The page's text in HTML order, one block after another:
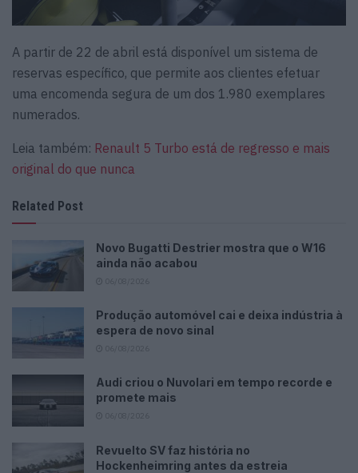
A partir de 22 de abril está disponível um sistema de
reservas específico, que permite aos clientes efetuar
uma encomenda segura de um dos 1.980 exemplares
numerados.
Leia também: Renault 5 Turbo está de regresso e mais
original do que nunca
Related Post
Novo Bugatti Destrier mostra que o W16
ainda não acabou
Produção automóvel cai e deixa indústria à
espera de novo sinal
Audi criou o Nuvolari em tempo recorde e
promete mais
Revuelto SV faz história no
Hockenheimring antes da estreia